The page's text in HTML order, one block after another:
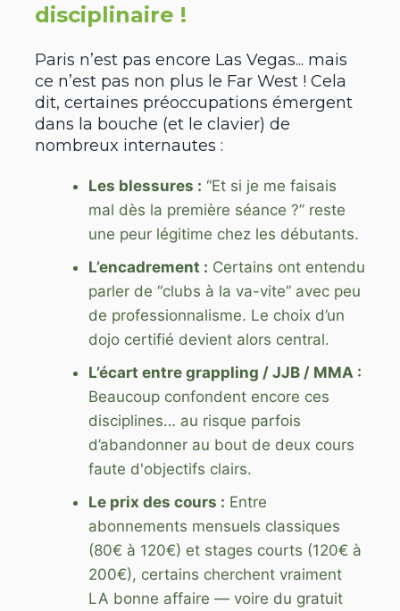
disciplinaire !
Paris n’est pas encore Las Vegas... mais
ce n’est pas non plus le Far West ! Cela
dit, certaines préoccupations émergent
dans la bouche (et le clavier) de
nombreux internautes :
Les blessures : “Et si je me faisais
mal dès la première séance ?” reste
une peur légitime chez les débutants.
L’encadrement : Certains ont entendu
parler de “clubs à la va-vite” avec peu
de professionnalisme. Le choix d’un
dojo certifié devient alors central.
L’écart entre grappling / JJB / MMA :
Beaucoup confondent encore ces
disciplines… au risque parfois
d’abandonner au bout de deux cours
faute d'objectifs clairs.
Le prix des cours : Entre
abonnements mensuels classiques
(80€ à 120€) et stages courts (120€ à
200€), certains cherchent vraiment
LA bonne affaire — voire du gratuit